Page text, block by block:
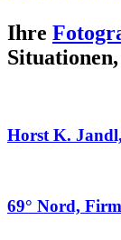
Ihre
Horst K.
69° Nord,